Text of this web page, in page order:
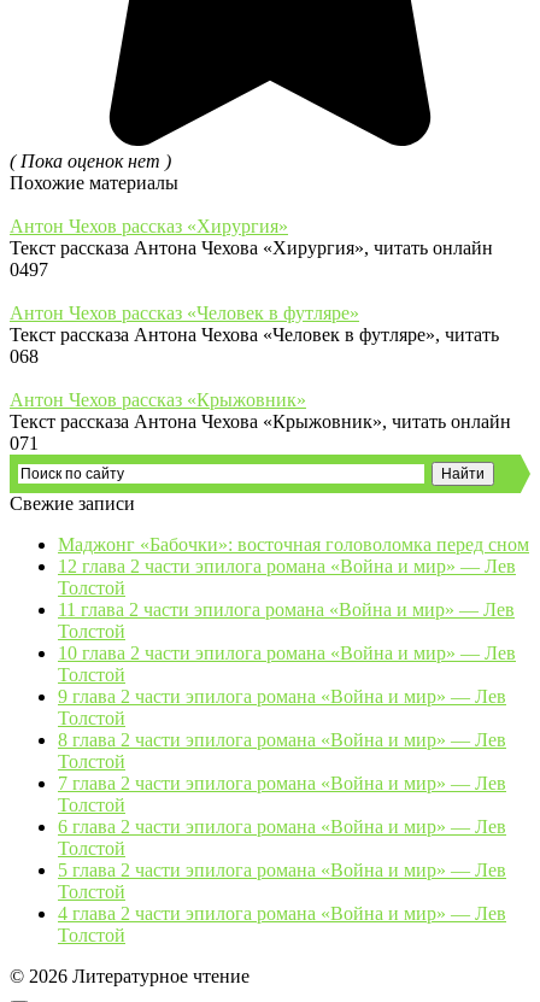
( Пока оценок нет )
Похожие материалы
Антон Чехов рассказ «Хирургия»
Текст рассказа Антона Чехова «Хирургия», читать онлайн
0497
Антон Чехов рассказ «Человек в футляре»
Текст рассказа Антона Чехова «Человек в футляре», читать
068
Антон Чехов рассказ «Крыжовник»
Текст рассказа Антона Чехова «Крыжовник», читать онлайн
071
Свежие записи
Маджонг «Бабочки»: восточная головоломка перед сном
12 глава 2 части эпилога романа «Война и мир» — Лев
Толстой
11 глава 2 части эпилога романа «Война и мир» — Лев
Толстой
10 глава 2 части эпилога романа «Война и мир» — Лев
Толстой
9 глава 2 части эпилога романа «Война и мир» — Лев
Толстой
8 глава 2 части эпилога романа «Война и мир» — Лев
Толстой
7 глава 2 части эпилога романа «Война и мир» — Лев
Толстой
6 глава 2 части эпилога романа «Война и мир» — Лев
Толстой
5 глава 2 части эпилога романа «Война и мир» — Лев
Толстой
4 глава 2 части эпилога романа «Война и мир» — Лев
Толстой
© 2026 Литературное чтение